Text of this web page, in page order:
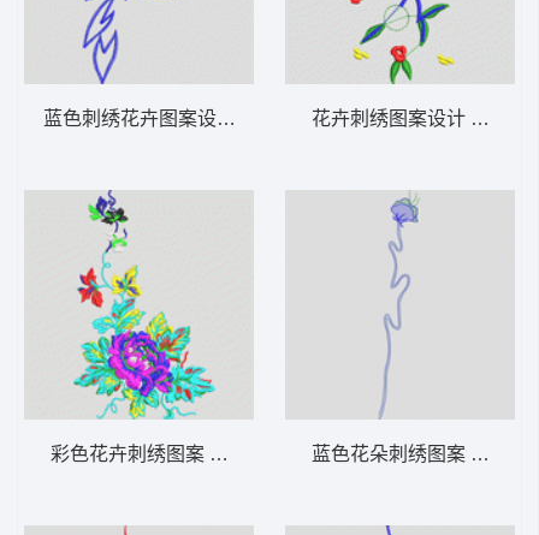
蓝色刺绣花卉图案设计 牛仔裤
彩色花卉刺绣图案 牛仔裤
花卉刺绣图案设计 牛仔裤
蓝色花朵刺绣图案 牛仔裤